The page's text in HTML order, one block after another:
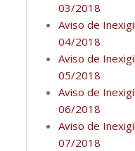
03/2018
Aviso de
04/2018
Aviso de
05/2018
Aviso de
06/2018
Aviso de
07/2018